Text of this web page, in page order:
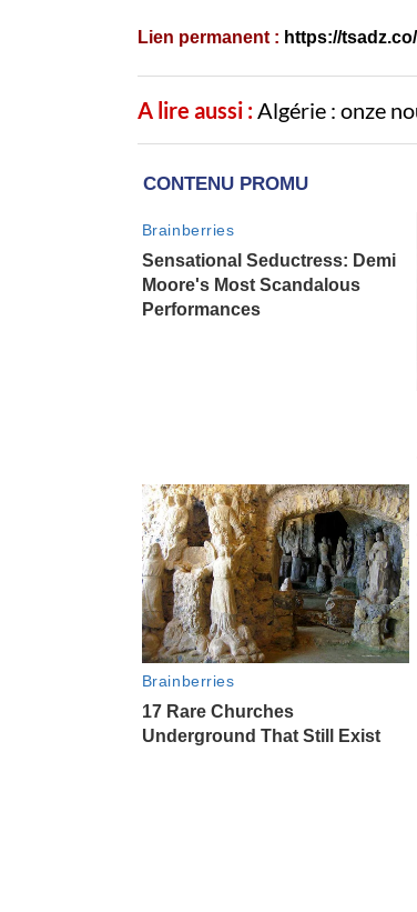
Lien permanent : https://
A lire aussi :Algérie : onze